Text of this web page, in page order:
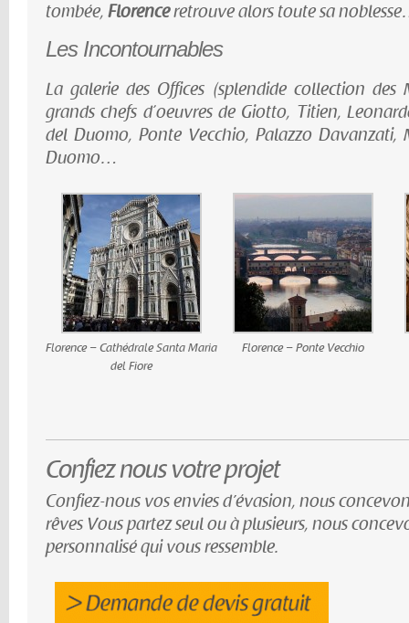
tombée, Florenceretrouve alors toute sa
Les Incontournables
La galerie des Offices (splendide collection des
grands chefs d´oeuvres de Giotto, Titien,
del Duomo, Ponte Vecchio, Palazzo Davanzati,
Duomo…
Florence – Cathédrale Santa Maria
del Fiore
Florence – Ponte Vecchio
Confiez nous votre projet
Confiez-nous vos envies d’évasion, nous
rêves Vous partez seul ou à plusieurs, nous
personnalisé qui vous ressemble.